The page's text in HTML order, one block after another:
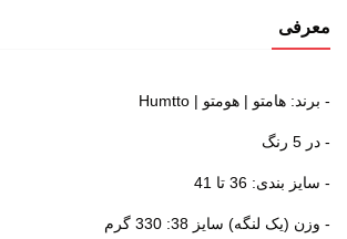
معرفی
- برند: هامتو | هومتو | Humtto
- در 5 رنگ
- سایز بندی: 36 تا 41
- وزن (یک لنگه) سایز 38: 330 گرم